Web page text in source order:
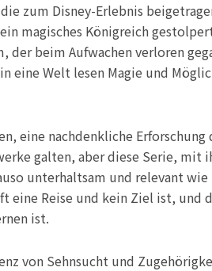
zum Disney-Erlebnis
magisches Königreich
beim Aufwachen verloren
eine Welt lesen Magie und
eine nachdenkliche
galten, aber diese Serie, mit
unterhaltsam und relevant
eine Reise und kein Ziel ist, und
ist.
von Sehnsucht und